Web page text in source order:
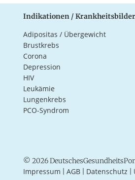
Indikationen / Krankheitsbilder
Adipositas / Übergewicht
Brustkrebs
Corona
Depression
HIV
Leukämie
Lungenkrebs
PCO-Syndrom
© 2026
Impressum AGB Datenschutz